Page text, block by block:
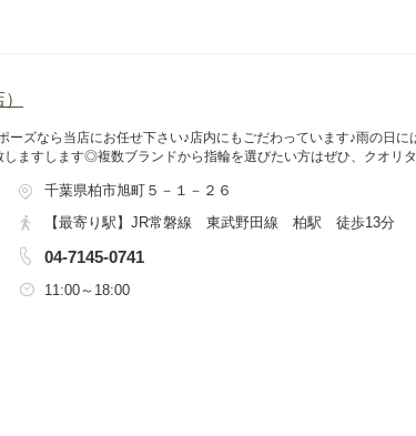
ズなら当店にお任せ下さい♪店内にもごだわっています♪雨の日に
ますします◎複数ブランドから指輪を選びたい方はぜひ、クオリタ
千葉県柏市旭町５－１－２６
【最寄り駅】JR常磐線 東武野田線 柏駅 徒歩13分
04-7145-0741
11:00～18:00